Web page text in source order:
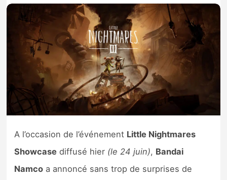
Nintendo Direct
Tests et previews
Tests de jeux
Tests d’accessoires
Autres tests
Previews
Précommandes
A l’occasion de l’événement Little Nightmares
Showcase diffusé hier (le 24 juin), Bandai
Namco a annoncé sans trop de surprises de